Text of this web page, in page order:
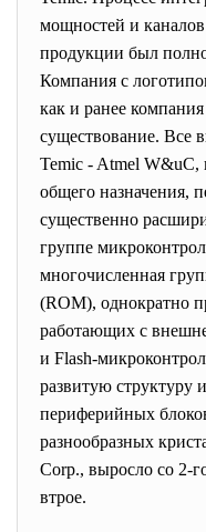
мощностей и
продукции был
Компания с
как и ранее
существование. Все
Temic - Atmel W&uC,
общего назначения,
существенно
группе
многочисленная
(ROM), однократно
работающих с
и Flash-
развитую
периферийных
разнообразных
Corp., выросло со 2-
втрое.